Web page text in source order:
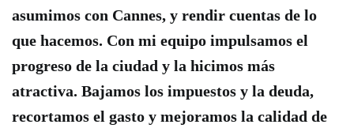
asumimos con Cannes, y rendir cuentas de lo
que hacemos. Con mi equipo impulsamos el
progreso de la ciudad y la hicimos más
atractiva. Bajamos los impuestos y la deuda,
recortamos el gasto y mejoramos la calidad de